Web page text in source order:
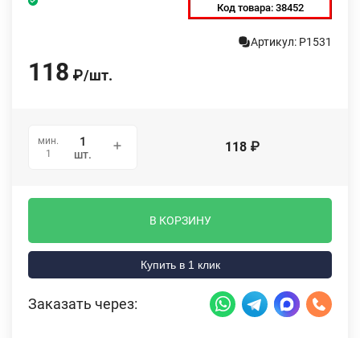
Код товара: 38452
Артикул: P1531
118 ₽/шт.
мин.
1
шт. 118 ₽
В КОРЗИНУ
Купить в 1 клик
Заказать через: